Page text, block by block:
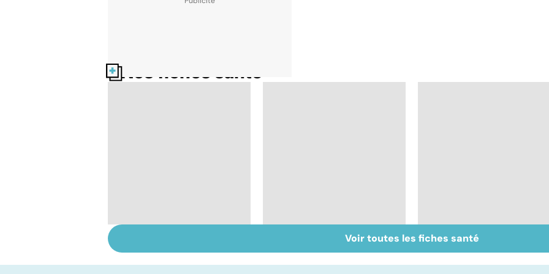
Nos fiches santé
domicile, c'est facile !
Don de gamètes : le
pour et le contre
Médecine de
proximité : quel
Voir toutes les fiches santé